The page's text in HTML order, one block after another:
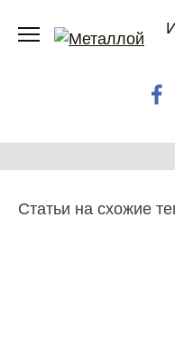
Статьи на схожие